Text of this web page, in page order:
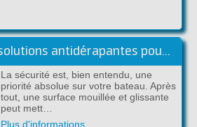
Les 5 meilleures solutions antidérapantes pour l'embarqué
La sécurité est, bien entendu, une
priorité absolue sur votre bateau. Après
tout, une surface mouillée et glissante
peut mett…
Plus d'informations